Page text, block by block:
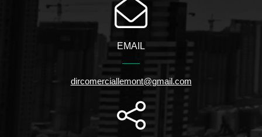
EMAIL
dircomerciallemont@gmail.com